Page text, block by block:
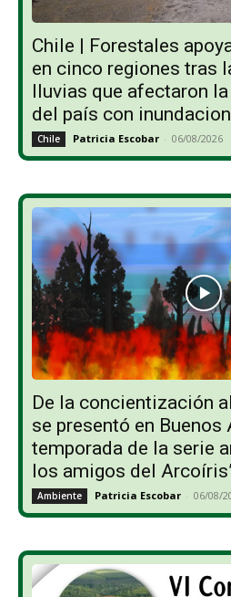
Chile | Forestales
en cinco regiones tras
lluvias que afectaron
del país con
Chile Patricia Escobar - 06/08/2026
De la concientización
se presentó en Buenos
temporada de la serie
los amigos del
Ambiente Patricia Escobar - 06/08/